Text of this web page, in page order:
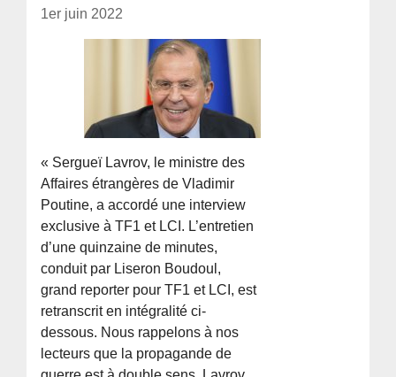
1er juin 2022
« Sergueï Lavrov, le ministre des
Affaires étrangères de Vladimir
Poutine, a accordé une interview
exclusive à TF1 et LCI. L’entretien
d’une quinzaine de minutes,
conduit par Liseron Boudoul,
grand reporter pour TF1 et LCI, est
retranscrit en intégralité ci-
dessous. Nous rappelons à nos
lecteurs que la propagande de